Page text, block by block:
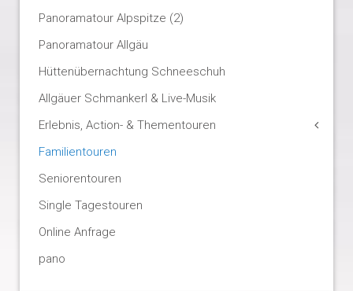
Panoramatour Alpspitze (2)
Panoramatour Allgäu
Hüttenübernachtung Schneeschuh
Allgäuer Schmankerl & Live-Musik
Erlebnis, Action- & Thementouren
Familientouren
Seniorentouren
Single Tagestouren
Online Anfrage
pano